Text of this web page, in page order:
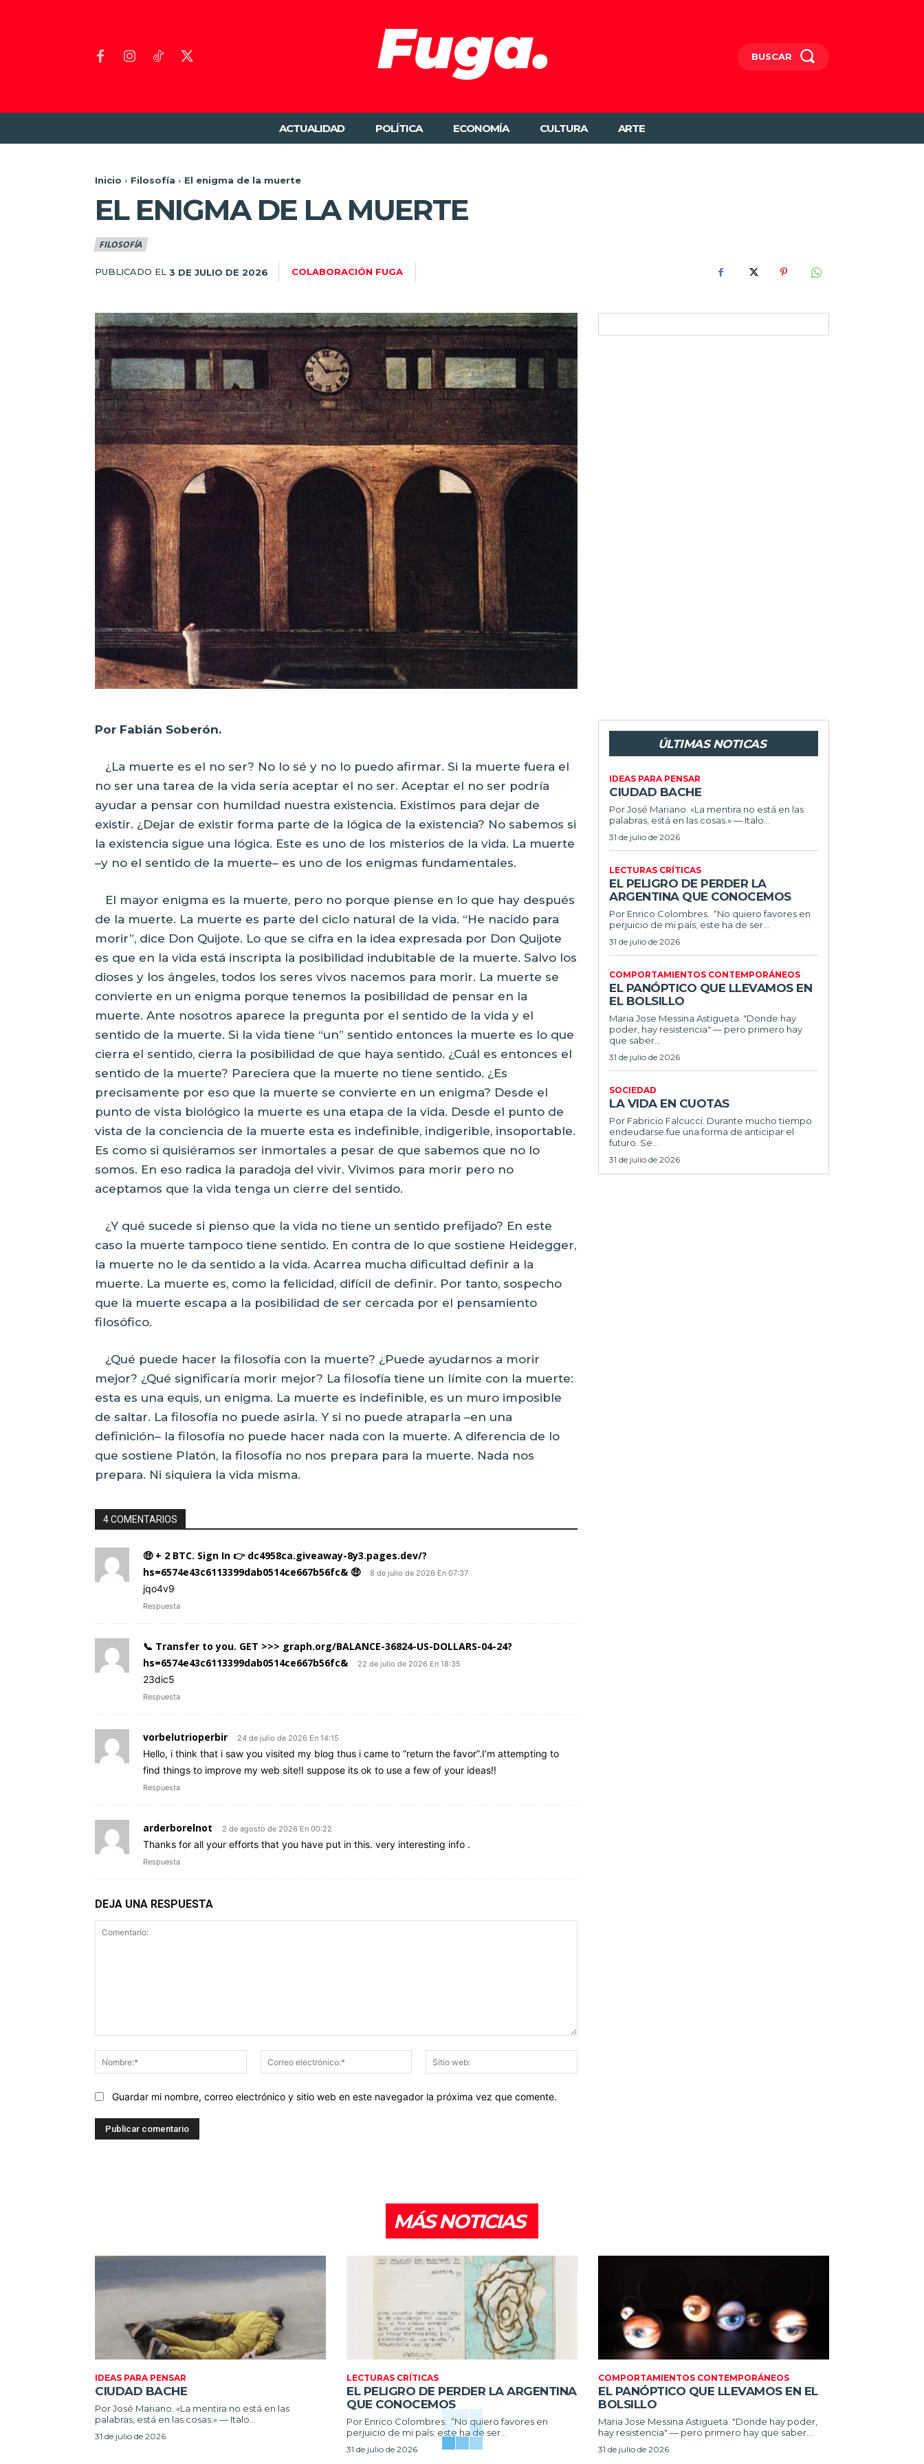
BUSCAR
ACTUALIDAD POLÍTICA ECONOMÍA CULTURA ARTE
Inicio Filosofía El enigma de la muerte
EL ENIGMA DE LA MUERTE
FILOSOFÍA
PUBLICADO EL 3 DE JULIO DE 2026 COLABORACIÓN FUGA
Por Fabián Soberón.
¿La muerte es el no ser? No lo sé y no lo puedo afirmar. Si la muerte fuera el
no ser una tarea de la vida sería aceptar el no ser. Aceptar el no ser podría
ayudar a pensar con humildad nuestra existencia. Existimos para dejar de
existir. ¿Dejar de existir forma parte de la lógica de la existencia? No sabemos si
la existencia sigue una lógica. Este es uno de los misterios de la vida. La muerte
–y no el sentido de la muerte– es uno de los enigmas fundamentales.
El mayor enigma es la muerte, pero no porque piense en lo que hay después
de la muerte. La muerte es parte del ciclo natural de la vida. “He nacido para
morir”, dice Don Quijote. Lo que se cifra en la idea expresada por Don Quijote
es que en la vida está inscripta la posibilidad indubitable de la muerte. Salvo los
dioses y los ángeles, todos los seres vivos nacemos para morir. La muerte se
convierte en un enigma porque tenemos la posibilidad de pensar en la
muerte. Ante nosotros aparece la pregunta por el sentido de la vida y el
sentido de la muerte. Si la vida tiene “un” sentido entonces la muerte es lo que
cierra el sentido, cierra la posibilidad de que haya sentido. ¿Cuál es entonces el
sentido de la muerte? Pareciera que la muerte no tiene sentido. ¿Es
precisamente por eso que la muerte se convierte en un enigma? Desde el
punto de vista biológico la muerte es una etapa de la vida. Desde el punto de
vista de la conciencia de la muerte esta es indefinible, indigerible, insoportable.
Es como si quisiéramos ser inmortales a pesar de que sabemos que no lo
somos. En eso radica la paradoja del vivir. Vivimos para morir pero no
aceptamos que la vida tenga un cierre del sentido.
¿Y qué sucede si pienso que la vida no tiene un sentido prefijado? En este
caso la muerte tampoco tiene sentido. En contra de lo que sostiene Heidegger,
la muerte no le da sentido a la vida. Acarrea mucha dificultad definir a la
muerte. La muerte es, como la felicidad, difícil de definir. Por tanto, sospecho
que la muerte escapa a la posibilidad de ser cercada por el pensamiento
filosófico.
¿Qué puede hacer la filosofía con la muerte? ¿Puede ayudarnos a morir
mejor? ¿Qué significaría morir mejor? La filosofía tiene un límite con la muerte:
esta es una equis, un enigma. La muerte es indefinible, es un muro imposible
de saltar. La filosofía no puede asirla. Y si no puede atraparla –en una
definición– la filosofía no puede hacer nada con la muerte. A diferencia de lo
que sostiene Platón, la filosofía no nos prepara para la muerte. Nada nos
prepara. Ni siquiera la vida misma.
4 COMENTARIOS
🤑 + 2 BTC. Sign In 👉 dc4958ca.giveaway-8y3.pages.dev/?
hs=6574e43c6113399dab0514ce667b56fc& 🤑
8 de julio de 2026 En 07:37
jqo4v9
Respuesta
📞 Transfer to you. GET >>> graph.org/BALANCE-36824-US-DOLLARS-04-24?
hs=6574e43c6113399dab0514ce667b56fc&
22 de julio de 2026 En 18:35
23dic5
Respuesta
vorbelutrioperbir 24 de julio de 2026 En 14:15
Hello, i think that i saw you visited my blog thus i came to “return the favor”.I’m attempting to
find things to improve my web site!I suppose its ok to use a few of your ideas!!
Respuesta
arderborelnot 2 de agosto de 2026 En 00:22
Thanks for all your efforts that you have put in this. very interesting info .
Respuesta
DEJA UNA RESPUESTA
Nombre:*
Correo
electrónico:*
web:
Guardar mi nombre, correo electrónico y sitio web en este navegador la próxima vez que comente.
ÚLTIMAS NOTICAS
IDEAS PARA PENSAR
CIUDAD BACHE
Por José Mariano. «La mentira no está en las
palabras, está en las cosas.» — Italo...
31 de julio de 2026
LECTURAS CRÍTICAS
EL PELIGRO DE PERDER LA
ARGENTINA QUE CONOCEMOS
Por Enrico Colombres. “No quiero favores en
perjuicio de mi país; este ha de ser...
31 de julio de 2026
COMPORTAMIENTOS CONTEMPORÁNEOS
EL PANÓPTICO QUE LLEVAMOS EN
EL BOLSILLO
Maria Jose Messina Astigueta. "Donde hay
poder, hay resistencia" — pero primero hay
que saber...
31 de julio de 2026
SOCIEDAD
LA VIDA EN CUOTAS
Por Fabricio Falcucci. Durante mucho tiempo
endeudarse fue una forma de anticipar el
futuro. Se...
31 de julio de 2026
MÁS NOTICIAS
IDEAS PARA PENSAR
CIUDAD BACHE
Por José Mariano. «La mentira no está en las
palabras, está en las cosas.» — Italo...
31 de julio de 2026
LECTURAS CRÍTICAS
EL PELIGRO DE PERDER LA ARGENTINA
QUE CONOCEMOS
Por Enrico Colombres. “No quiero favores en
perjuicio de mi país; este ha de ser...
31 de julio de 2026
COMPORTAMIENTOS CONTEMPORÁNEOS
EL PANÓPTICO QUE LLEVAMOS EN EL
BOLSILLO
Maria Jose Messina Astigueta. "Donde hay poder,
hay resistencia" — pero primero hay que saber...
31 de julio de 2026